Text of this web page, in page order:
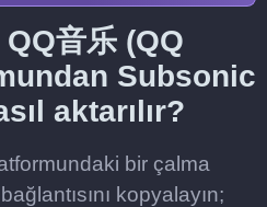
音乐 (QQ
Subsonic
aktarılır?
bir çalma
kopyalayın;